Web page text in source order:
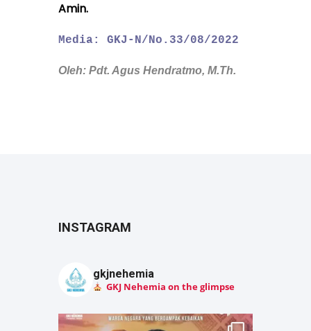
Amin.
Media: GKJ-N/No.33/08/2022
Oleh: Pdt. Agus Hendratmo, M.Th.
INSTAGRAM
gkjnehemia
GKJ Nehemia on the glimpse